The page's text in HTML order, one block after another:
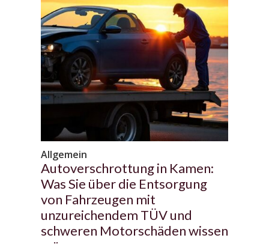
Allgemein
Autoverschrottung in Kamen:
Was Sie über die Entsorgung
von Fahrzeugen mit
unzureichendem TÜV und
schweren Motorschäden wissen